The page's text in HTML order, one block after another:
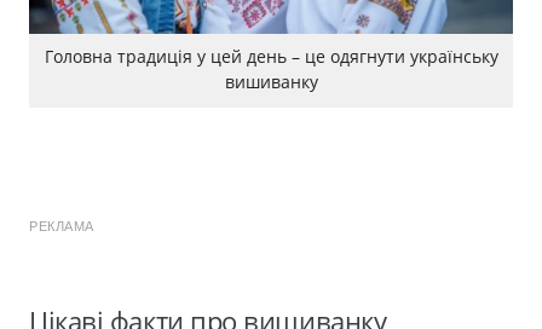
Головна традиція у цей день – це одягнути українську
вишиванку
РЕКЛАМА